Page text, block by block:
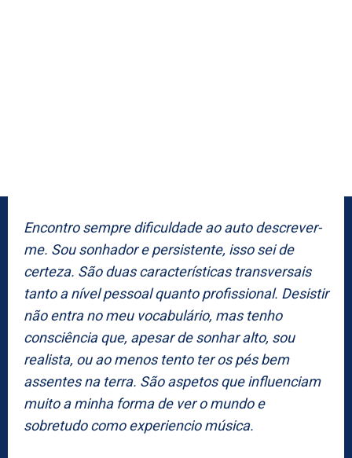
Encontro sempre dificuldade ao auto descrever-
me. Sou sonhador e persistente, isso sei de
certeza. São duas características transversais
tanto a nível pessoal quanto profissional. Desistir
não entra no meu vocabulário, mas tenho
consciência que, apesar de sonhar alto, sou
realista, ou ao menos tento ter os pés bem
assentes na terra. São aspetos que influenciam
muito a minha forma de ver o mundo e
sobretudo como experiencio música.